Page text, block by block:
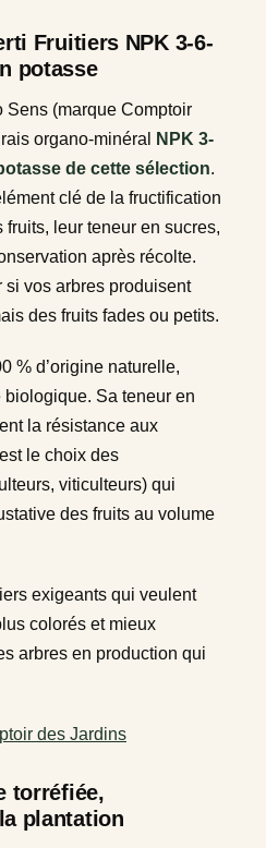
Fruitiers NPK 3-6-
potasse
Sens (marque Comptoir
organo-minéral
NPK 3-
de cette sélection.
clé de la fructification
leur teneur en sucres,
après récolte.
si vos arbres produisent
des fruits fades ou petits.
% d’origine naturelle,
Sa teneur en
la résistance aux
le choix des
viticulteurs) qui
des fruits au volume
exigeants qui veulent
colorés et mieux
arbres en production qui
des Jardins
torréfiée,
plantation